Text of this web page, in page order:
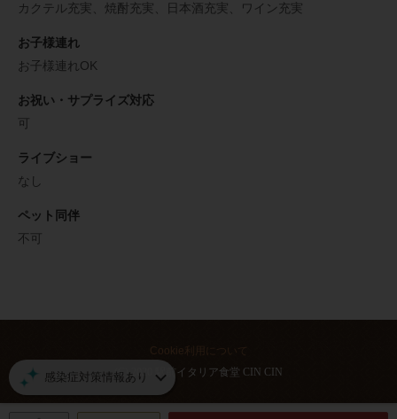
感染症対策情報あり
カクテル充実、焼酎充実、日本酒充実、ワイン充実
お子様連れ
お子様連れOK
お祝い・サプライズ対応
可
ライブショー
なし
ペット同伴
不可
Cookie利用について
(C) 2020 駅前イタリア食堂 CIN CIN